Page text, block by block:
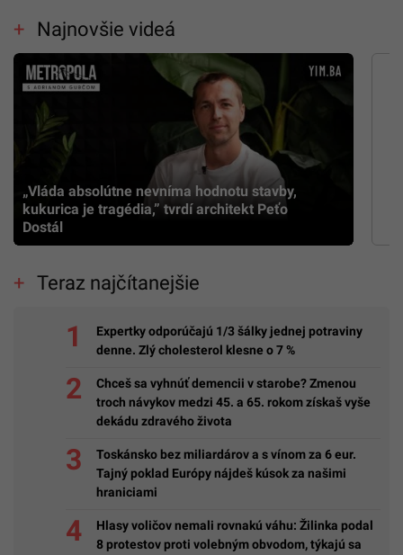
Najnovšie videá
„Vláda absolútne nevníma hodnotu stavby,
kukurica je tragédia,” tvrdí architekt Peťo
Dostál
Teraz najčítanejšie
Expertky odporúčajú 1/3 šálky jednej potraviny
denne. Zlý cholesterol klesne o 7 %
Chceš sa vyhnúť demencii v starobe? Zmenou
troch návykov medzi 45. a 65. rokom získaš vyše
dekádu zdravého života
Toskánsko bez miliardárov a s vínom za 6 eur.
Tajný poklad Európy nájdeš kúsok za našimi
hraniciami
Hlasy voličov nemali rovnakú váhu: Žilinka podal
8 protestov proti volebným obvodom, týkajú sa